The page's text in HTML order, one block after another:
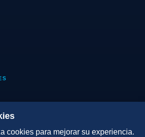
cookies para mejorar su experiencia.